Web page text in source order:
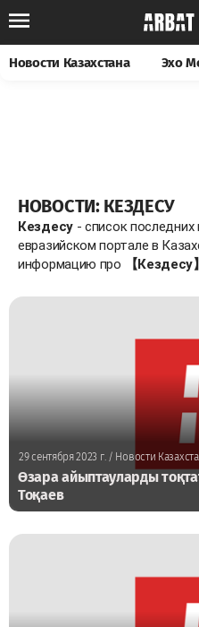
Новости Казахстана Эхо
НОВОСТИ: КЕЗДЕСУ
Кездесу- список последних
евразийском портале в
информацию про
【Кездесу】
29 сентября 2023 г./ Новости
Өзара айыптауларды
Тоқаев